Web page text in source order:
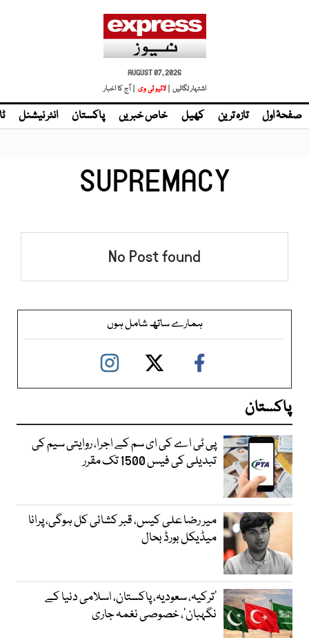
AUGUST 07, 2026
اشتہار لگائیں |
| آج کا اخبار
صفحۂ اول تازہ ترین کھیل خاص خبریں پاکستان انٹر نیشنل
SUPREMACY
No Post found
ہمارے ساتھ شامل ہوں
پاکستان
پی ٹی اے کی ای سم کے اجرا، روایتی سیم کی
تبدیلی کی فیس 1500 تک مقرر
میر رضا علی کیس، قبر کشائی کل ہوگی، پرانا
میڈیکل بورڈ بحال
‘ترکیہ، سعودیہ، پاکستان، اسلامی دنیا کے
نگہبان’، خصوصی نغمہ جاری